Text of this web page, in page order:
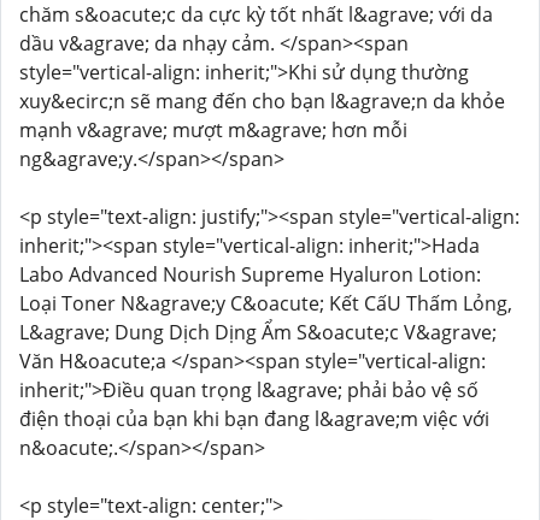
chăm s&oacute;c da cực kỳ tốt nhất l&agrave; với da
dầu v&agrave; da nhạy cảm. </span><span
style="vertical-align: inherit;">Khi sử dụng thường
xuy&ecirc;n sẽ mang đến cho bạn l&agrave;n da khỏe
mạnh v&agrave; mượt m&agrave; hơn mỗi
ng&agrave;y.</span></span>
<p style="text-align: justify;"><span style="vertical-align:
inherit;"><span style="vertical-align: inherit;">Hada
Labo Advanced Nourish Supreme Hyaluron Lotion:
Loại Toner N&agrave;y C&oacute; Kết CấU Thấm Lỏng,
L&agrave; Dung Dịch Dịng Ẩm S&oacute;c V&agrave;
Văn H&oacute;a </span><span style="vertical-align:
inherit;">Điều quan trọng l&agrave; phải bảo vệ số
điện thoại của bạn khi bạn đang l&agrave;m việc với
n&oacute;.</span></span>
<p style="text-align: center;">